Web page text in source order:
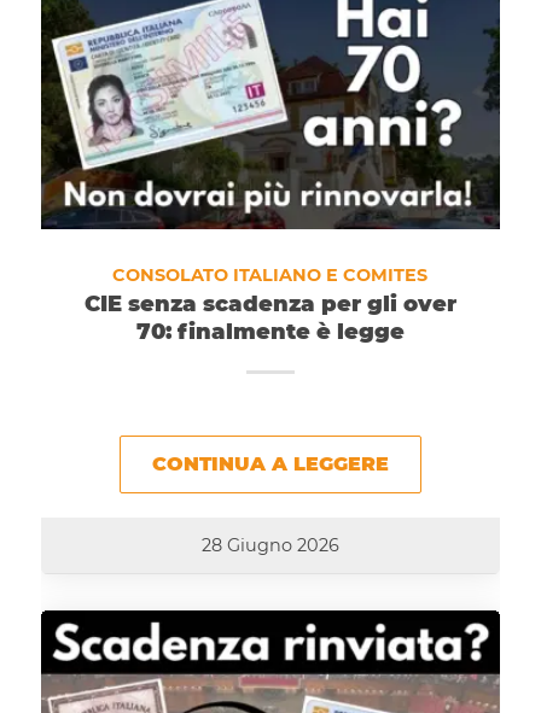
CONSOLATO ITALIANO E COMITES
CIE senza scadenza per gli over
70: finalmente è legge
CONTINUA A LEGGERE
28 Giugno 2026